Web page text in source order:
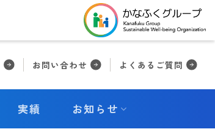
お問い合わせ よくあるご質問
実績 お知らせ